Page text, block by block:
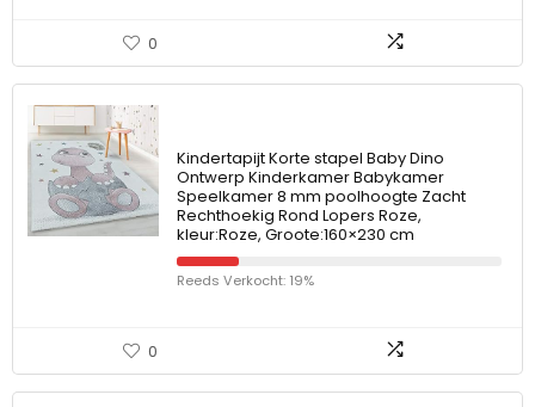
0
Kindertapijt Korte stapel Baby Dino
Ontwerp Kinderkamer Babykamer
Speelkamer 8 mm poolhoogte Zacht
Rechthoekig Rond Lopers Roze,
kleur:Roze, Groote:160×230 cm
Reeds Verkocht: 19%
0